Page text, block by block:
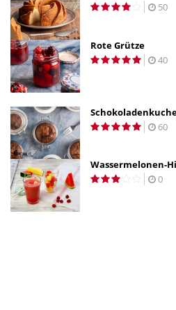
50
Rote Grütze
40
60
Wassermelonen-
0